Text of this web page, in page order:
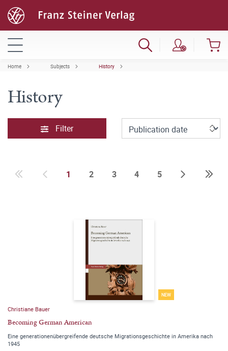
Home Subjects History
History
Filter
1 2 3 4 5
NEW
Christiane Bauer
Becoming German American
Eine generationenübergreifende deutsche Migrationsgeschichte in Amerika nach
1945